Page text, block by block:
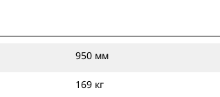
950 мм
169 кг